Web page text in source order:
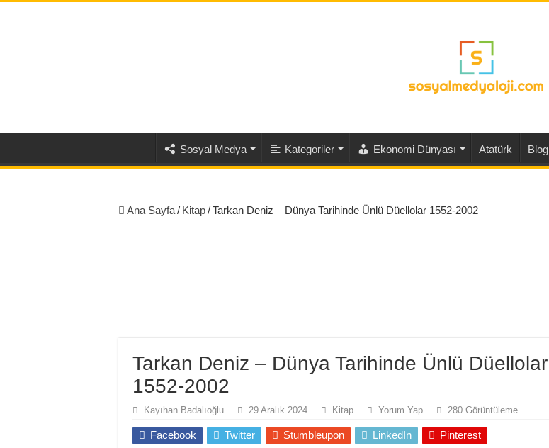
Sosyal Medya Kategoriler Ekonomi Dünyası Atatürk Blog
Ana Sayfa/ Kitap/Tarkan Deniz – Dünya Tarihinde Ünlü Düellolar 1552-2002
Tarkan Deniz – Dünya Tarihinde Ünlü Düellolar
1552-2002
Kayıhan Badalıoğlu 29 Aralık 2024 Kitap Yorum Yap 280 Görüntüleme
Facebook Twitter Stumbleupon LinkedIn Pinterest